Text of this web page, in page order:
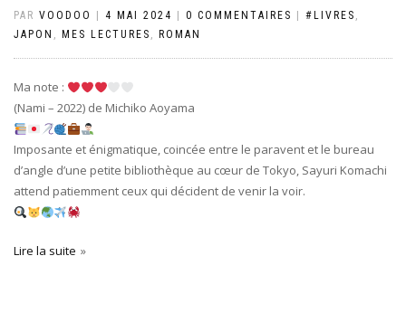
PAR VOODOO 4 MAI 2024 0 COMMENTAIRES #LIVRES ,
JAPON , MES LECTURES , ROMAN
Ma note :
(Nami – 2022) de Michiko Aoyama
Imposante et énigmatique, coincée entre le paravent et le bureau
d’angle d’une petite bibliothèque au cœur de Tokyo, Sayuri Komachi
attend patiemment ceux qui décident de venir la voir.
Lire la suite